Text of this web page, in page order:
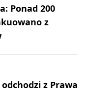
Ponad 200
z
odchodzi z Prawa